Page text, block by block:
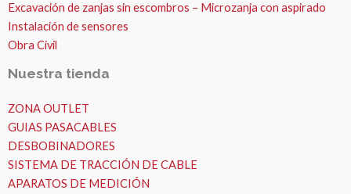
Excavación de zanjas sin escombros – Microzanja con aspirado
Instalación de sensores
Obra Civil
Nuestra tienda
ZONA OUTLET
GUIAS PASACABLES
DESBOBINADORES
SISTEMA DE TRACCIÓN DE CABLE
APARATOS DE MEDICIÓN